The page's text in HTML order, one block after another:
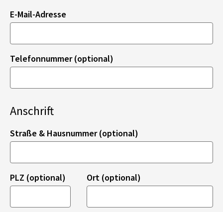
E-Mail-Adresse
Telefonnummer (optional)
Anschrift
Straße & Hausnummer (optional)
PLZ (optional) Ort (optional)